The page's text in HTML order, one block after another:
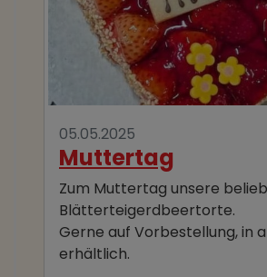
05.05.2025
Muttertag
Zum Muttertag unsere
Blätterteigerdbeertorte.
Gerne auf Vorbestellung, in
erhältlich.